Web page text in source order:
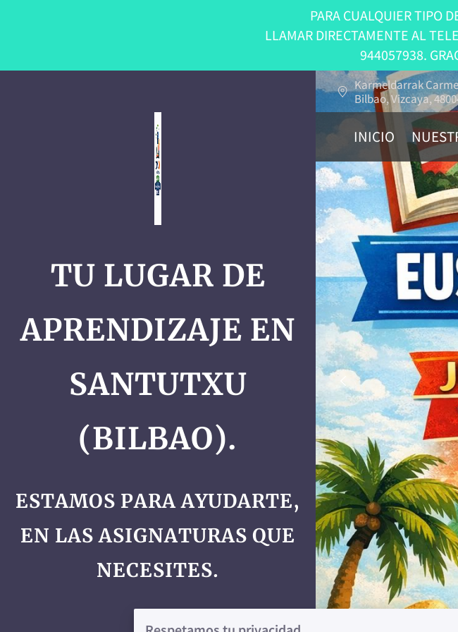
PARA CUALQUIER TIPO
LLAMAR DIRECTAMENTE AL
944057938.
Karmeldarrak
Bilbao, Vizcaya,
INICIO
CONTACTA
TU LUGAR DE
APRENDIZAJE EN
SANTUTXU
(BILBAO).
ESTAMOS PARA AYUDARTE,
EN LAS ASIGNATURAS QUE
NECESITES.